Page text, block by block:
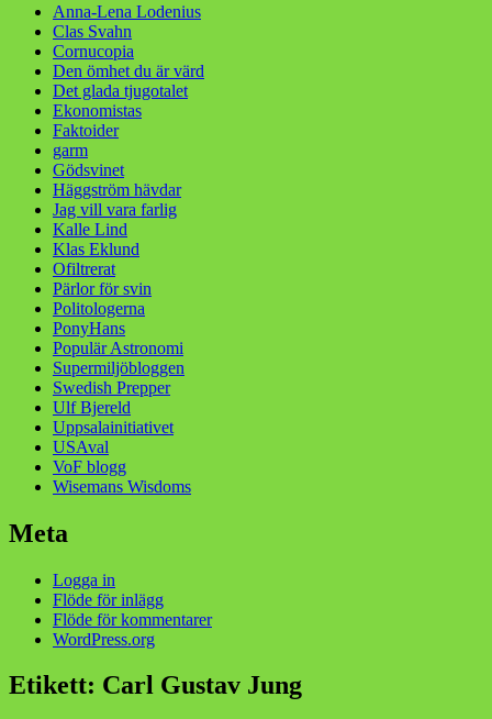
Anna-Lena Lodenius
Clas Svahn
Cornucopia
Den ömhet du är värd
Det glada tjugotalet
Ekonomistas
Faktoider
garm
Gödsvinet
Häggström hävdar
Jag vill vara farlig
Kalle Lind
Klas Eklund
Ofiltrerat
Pärlor för svin
Politologerna
PonyHans
Populär Astronomi
Supermiljöbloggen
Swedish Prepper
Ulf Bjereld
Uppsalainitiativet
USAval
VoF blogg
Wisemans Wisdoms
Meta
Logga in
Flöde för inlägg
Flöde för kommentarer
WordPress.org
Etikett: Carl Gustav Jung